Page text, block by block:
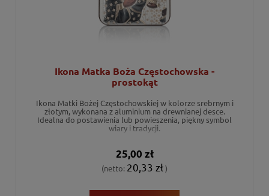
Ikona Matka Boża Częstochowska -
prostokąt
Ikona Matki Bożej Częstochowskiej w kolorze srebrnym i
złotym, wykonana z aluminium na drewnianej desce.
Idealna do postawienia lub powieszenia, piękny symbol
wiary i tradycji.
25,00 zł
(netto: 20,33 zł)